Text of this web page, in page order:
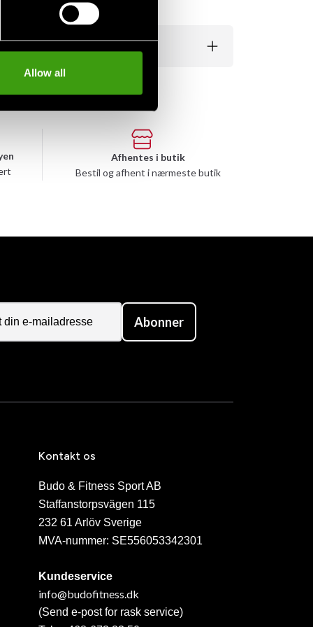
Allow all
Afhentes i butik
Bestil og afhent i nærmeste butik
Abonner
Kontakt os
Budo & Fitness Sport AB
Staffanstorpsvägen 115
232 61 Arlöv Sverige
MVA-nummer: SE556053342301
Kundeservice
info@budofitness.dk
(Send e-post for rask service)